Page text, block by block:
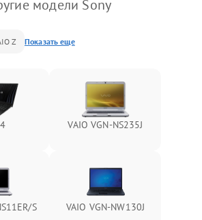
модели Sony
Z Показать еще
VAIO VGN-NS235J
S VAIO VGN-NW130J